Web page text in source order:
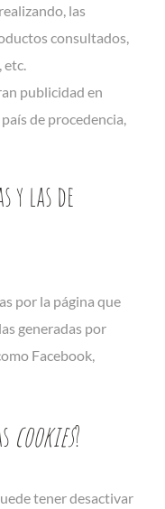
las
consultados,
etc.
publicidad en
de procedencia,
y las de
por la página que
generadas por
Facebook,
cookies?
tener desactivar